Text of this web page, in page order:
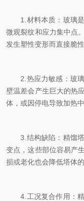
1.材料本质：玻璃是
微观裂纹和应力集中点
发生塑性变形而直接脆性
2.热应力敏感：玻璃
壁温差会产生巨大的热
体，或因停电导致加热
3.结构缺陷：精馏塔
变点，这些部位容易产
损或老化也会降低塔体的
4.工况复合作用：精